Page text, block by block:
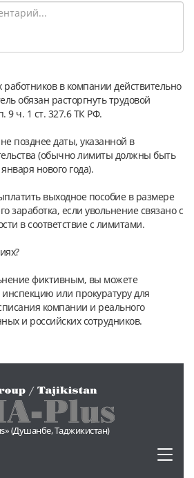
в компании действительно
обязан расторгнуть трудовой
9 ч. 1 ст. 327.6 ТК РФ.
позднее даты, указанной в
(обычно лимиты должны быть
нового года).
выходное пособие в размере
заработка, если увольнение связано с
в соответствие с лимитами.
фиктивным, вы можете
или прокуратуру для
компании и реального
и российских сотрудников.
(Душанбе, Таджикистан)